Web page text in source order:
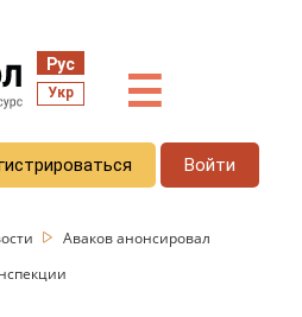
Рус
Укр ☰
Войти
Аваков анонсировал